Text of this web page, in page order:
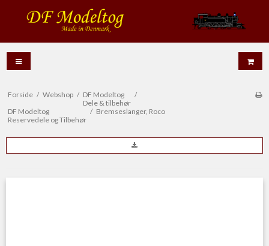
Forside / Webshop / DF Modeltog
Dele & tilbehør
/
DF Modeltog
Reservedele og Tilbehør
/ Bremseslanger, Roco